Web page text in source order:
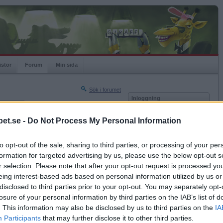
- Do Not Process My Personal Information
opt-out of the sale, sharing to third parties, or processing of your
for targeted advertising by us, please use the below opt-out
selection. Please note that after your opt-out request is processed
interest-based ads based on personal information utilized by us
to third parties prior to your opt-out. You may separately
of your personal information by third parties on the IAB’s list of
This information may also be disclosed by us to third parties on the
Participants that may further disclose it to other third parties.
Forum Min sida
Sök i forumet
Nästa sida »
2016-09-27 18:43
Inloggning
Kom ihåg mig
Glömt ditt lösenord?
Få ny aktiveringslänk
Betapet är gratis!